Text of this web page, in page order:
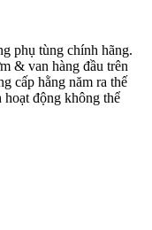
phụ tùng chính hãng.
& van hàng đầu trên
cấp hằng năm ra thế
động không thể